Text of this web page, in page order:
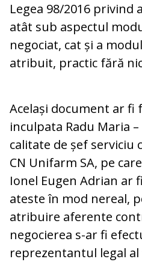
Legea 98/2016 privind
atât sub aspectul
negociat, cat și a
atribuit, practic fără
Același document ar fi
inculpata Radu Maria –
calitate de șef serviciu
CN Unifarm SA, pe
Ionel Eugen Adrian ar
ateste în mod nereal,
atribuire aferente
negocierea s-ar fi
reprezentantul legal